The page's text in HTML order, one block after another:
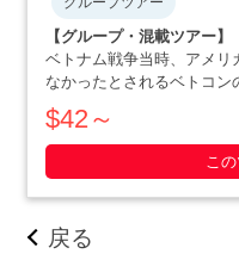
【グループ・混載ツアー】
ベトナム戦争当時、アメリ
なかったとされるベトコ
す。小柄な体格を活かした
いやったベトナム人の作戦
できます。ホーチミン滞
$42～
こ
戻る